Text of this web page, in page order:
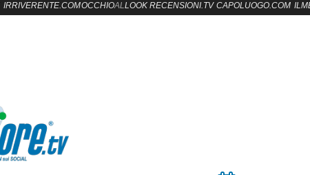
IRRIVERENTE.COMOCCHIOALLOOK RECENSIONI.TV CAPOLUOGO.COM